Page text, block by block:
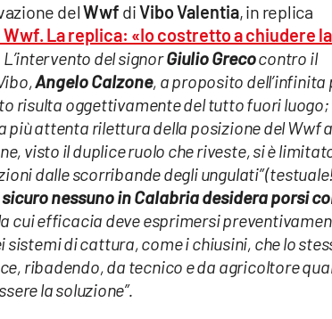
delWwf diVibo Valentia, in replica
La replica: «Io costretto a chiudere
L’intervento del signorGiulio Grecocontro il
AngeloCalzone, a proposito dell’infinita
risulta oggettivamente del tutto fuori
più attenta rilettura della posizione del Wwf
visto il duplice ruolo che riveste, si è
dalle scorribande degli ungulati”
sicuro nessuno in Calabria desidera porsi
cui efficacia deve esprimersi
di cattura, come i chiusini, che lo
ribadendo, da tecnico e da agricoltore
la soluzione”.